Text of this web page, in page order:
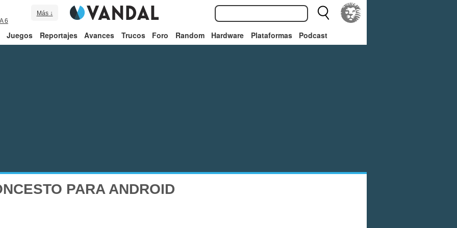
6
Más ↓
Juegos Reportajes Avances Trucos Foro Random Hardware Plataformas Podcast
PARA ANDROID